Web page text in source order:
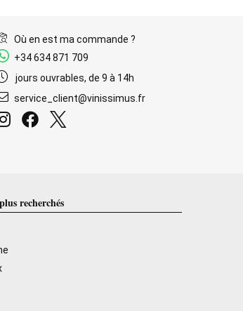
Où en est ma commande ?
+34 634 871 709
jours ouvrables, de 9 à 14h
service_client@vinissimus.fr
recherchés